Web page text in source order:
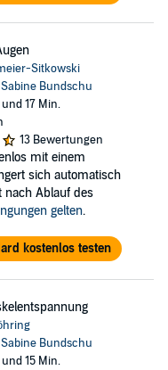
Sitkowski
Sabine Bundschu
17 Min.
13 Bewertungen
mit einem
sich automatisch
nach Ablauf des
gelten.
kostenlos testen
Sabine Bundschu
15 Min.